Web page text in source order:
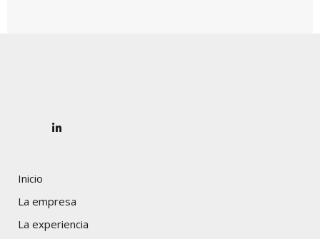
Inicio
La empresa
La experiencia